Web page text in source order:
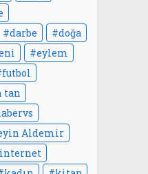
darbe
doğa
eylem
futbol
tan
Aldemir
internet